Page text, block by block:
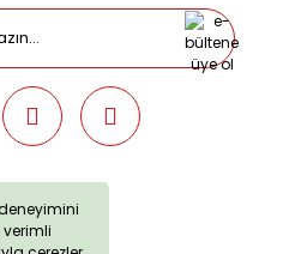
Hakları Saklıdır. Kredi kartı